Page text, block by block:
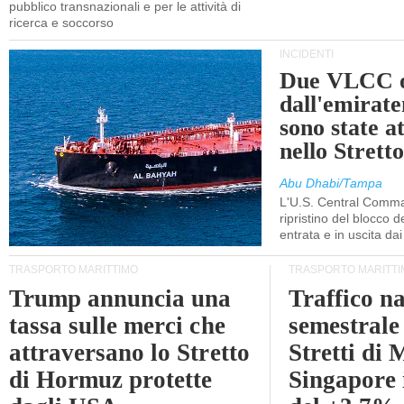
pubblico transnazionali e per le attività di
ricerca e soccorso
INCIDENTI
Due VLCC
sono state
nello
Abu Dhabi/Tampa
L'U.S. Central
ripristino del blocco
entrata e in uscita
TRASPORTO MARITTIMO
Trump annuncia una
tassa sulle merci che
attraversano lo Stretto
di Hormuz protette
TRASPORTO
Traffico
Stretti di